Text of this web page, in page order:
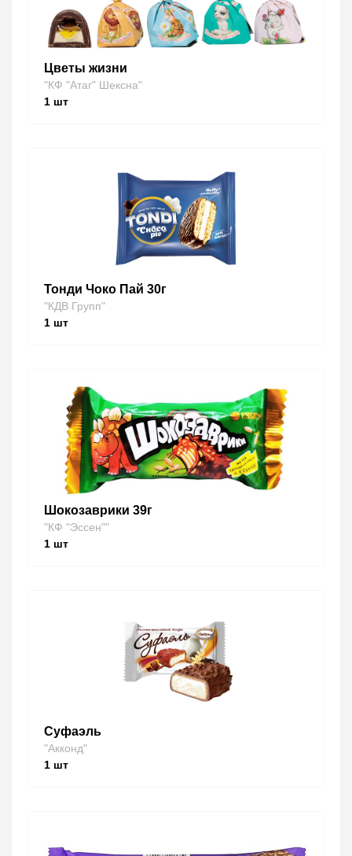
Цветы жизни
"КФ "Атаг" Шексна"
1 шт
Тонди Чоко Пай 30г
"КДВ Групп"
1 шт
Шокозаврики 39г
"КФ "Эссен""
1 шт
Суфаэль
"Акконд"
1 шт